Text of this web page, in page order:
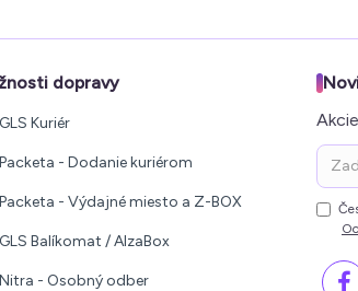
dopravy
GLS Kuriér
Packeta - Dodanie kuriérom
Packeta - Výdajné miesto a Z-BOX
GLS Balíkomat / AlzaBox
Nitra - Osobný odber